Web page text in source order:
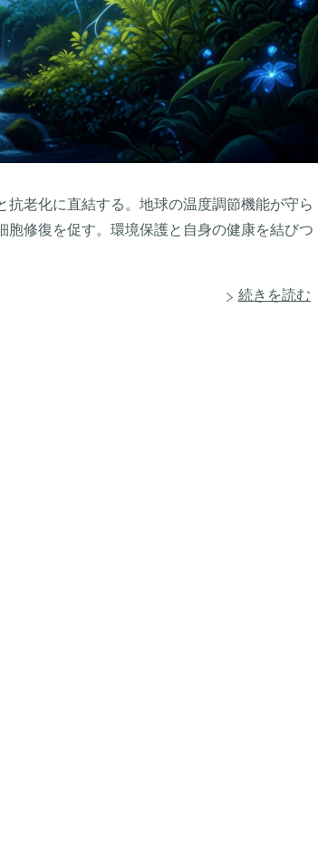
抗老化に直結する。地球の温度調節機能が守ら
修復を促す。環境保護と自身の健康を結びつ
続きを読む